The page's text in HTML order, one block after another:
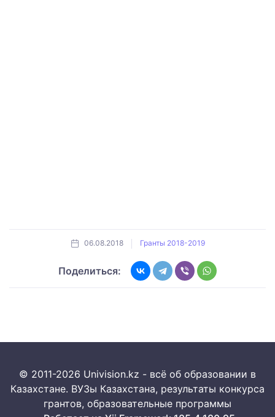
06.08.2018 Гранты 2018-2019
Поделиться:
© 2011-2026 Univision.kz - всё об образовании в
Казахстане. ВУЗы Казахстана, результаты конкурса
грантов, образовательные программы